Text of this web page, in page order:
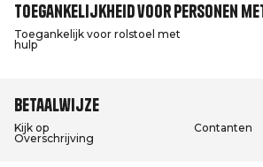
Toegankelijkheid voor personen
Toegankelijk voor rolstoel met
hulp
Betaalwijze
Kijk op
Contanten
Overschrijving